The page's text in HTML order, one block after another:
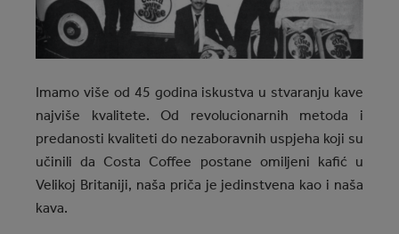
Imamo više od 45 godina iskustva u stvaranju kave
najviše kvalitete. Od revolucionarnih metoda i
predanosti kvaliteti do nezaboravnih uspjeha koji su
učinili da Costa Coffee postane omiljeni kafić u
Velikoj Britaniji, naša priča je jedinstvena kao i naša
kava.